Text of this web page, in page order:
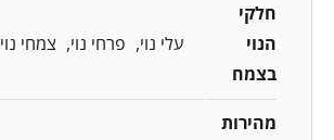
חלקי
הנוי
בצמח
עלי נוי פרחי נוי צמחי נוי
מהירות